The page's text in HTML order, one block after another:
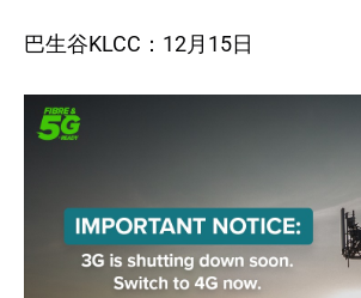
巴生谷KLCC：12月15日